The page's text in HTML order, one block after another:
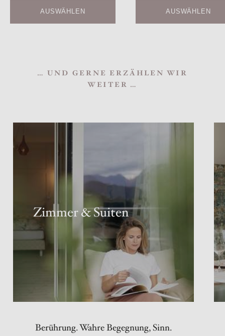
AUSWÄHLEN AUSWÄHLEN
… UND GERNE ERZÄHLEN WIR
WEITER …
Zimmer & Suiten
Berührung. Wahre Begegnung, Sinn.